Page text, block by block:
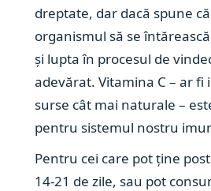
dreptate, dar dacă spune
organismul să se
și lupta în procesul de
adevărat. Vitamina C – ar fi
surse cât mai naturale –
pentru sistemul nostru
Pentru cei care pot ține
14-21 de zile, sau pot